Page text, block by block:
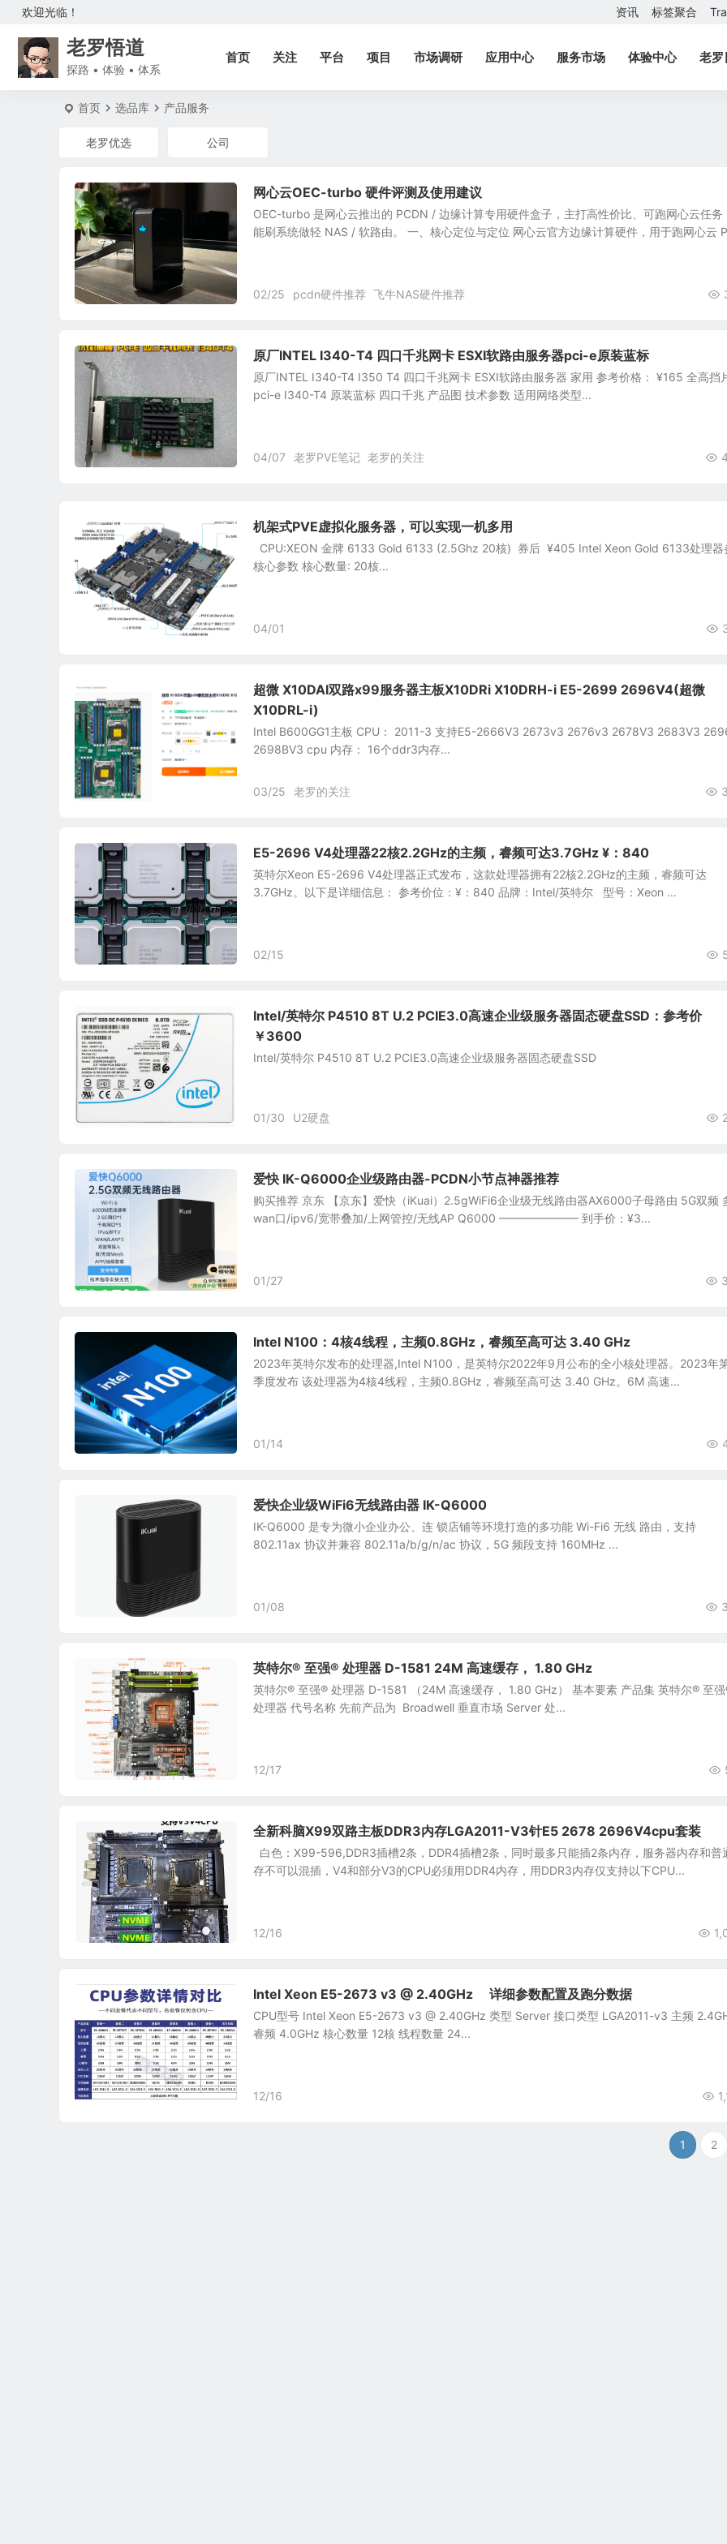
欢迎光临！ 资讯 标签聚合
老罗悟道
探路 • 体验 • 体系
首页 关注 平台 项目 市场调研 应用中心 服务市场 体验中心 老罗
首页 选品库 产品服务
老罗优选 公司
网心云OEC-turbo 硬件评测及使用建议
OEC-turbo 是网心云推出的 PCDN / 边缘计算专用硬件盒子，主打高性价比、可跑网心云任务
能刷系统做轻 NAS / 软路由。 一、核心定位与定位 网心云官方边缘计算硬件，用于跑网心云
02/25 pcdn硬件推荐 飞牛NAS硬件推荐
原厂INTEL I340-T4 四口千兆网卡 ESXI软路由服务器pci-e原装蓝标
原厂INTEL I340-T4 I350 T4 四口千兆网卡 ESXI软路由服务器 家用 参考价格： ¥165 全高挡
pci-e I340-T4 原装蓝标 四口千兆 产品图 技术参数 适用网络类型...
04/07 老罗PVE笔记 老罗的关注
机架式PVE虚拟化服务器，可以实现一机多用
CPU:XEON 金牌 6133 Gold 6133 (2.5Ghz 20核) 券后 ¥405 Intel Xeon Gold 6133处理器
核心参数‌ ‌核心数量‌: 20核...
04/01
超微 X10DAI双路x99服务器主板X10DRi X10DRH-i E5-2699 2696V4(超微
X10DRL-i)
Intel B600GG1主板 CPU： 2011-3 支持E5-2666V3 2673v3 2676v3 2678V3 2683V3
2698BV3 cpu 内存： 16个ddr3内存...
03/25 老罗的关注
E5-2696 V4处理器22核2.2GHz的主频，睿频可达3.7GHz ¥：840
英特尔Xeon E5-2696 V4处理器正式发布，这款处理器拥有22核2.2GHz的主频，睿频可达
3.7GHz。以下是详细信息： 参考价位：¥：840 品牌：Intel/英特尔 型号：Xeon ...
02/15
Intel/英特尔 P4510 8T U.2 PCIE3.0高速企业级服务器固态硬盘SSD：参考价
￥3600
Intel/英特尔 P4510 8T U.2 PCIE3.0高速企业级服务器固态硬盘SSD
01/30 U2硬盘
爱快 IK-Q6000企业级路由器-PCDN小节点神器推荐
购买推荐 京东 【京东】爱快（iKuai）2.5gWiFi6企业级无线路由器AX6000子母路由 5G双频
wan口/ipv6/宽带叠加/上网管控/无线AP Q6000 ——————— 到手价：¥3...
01/27
Intel N100：4核4线程，主频0.8GHz，睿频至高可达 3.40 GHz
2023年英特尔发布的处理器,Intel N100，是英特尔2022年9月公布的全小核处理器。2023年
季度发布 该处理器为4核4线程，主频0.8GHz，睿频至高可达 3.40 GHz。6M 高速...
01/14
爱快企业级WiFi6无线路由器 IK-Q6000
IK-Q6000 是专为微小企业办公、连 锁店铺等环境打造的多功能 Wi-Fi6 无线 路由，支持
802.11ax 协议并兼容 802.11a/b/g/n/ac 协议，5G 频段支持 160MHz ...
01/08
英特尔® 至强® 处理器 D-1581 24M 高速缓存， 1.80 GHz
英特尔® 至强® 处理器 D-1581 （24M 高速缓存， 1.80 GHz） 基本要素 产品集 英特尔® 至
处理器 代号名称 先前产品为 Broadwell 垂直市场 Server 处...
12/17
全新科脑X99双路主板DDR3内存LGA2011-V3针E5 2678 2696V4cpu套装
白色：X99-596,DDR3插槽2条，DDR4插槽2条，同时最多只能插2条内存，服务器内存和普
存不可以混插，V4和部分V3的CPU必须用DDR4内存，用DDR3内存仅支持以下CPU...
12/16
Intel Xeon E5-2673 v3 @ 2.40GHz 详细参数配置及跑分数据
CPU型号 Intel Xeon E5-2673 v3 @ 2.40GHz 类型 Server 接口类型 LGA2011-v3 主频
睿频 4.0GHz 核心数量 12核 线程数量 24...
12/16
1 2